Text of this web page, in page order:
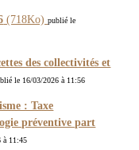
(718Ko)publié le
des collectivités et
le 16/03/2026 à 11:56
: Taxe
préventive part
à 11:45